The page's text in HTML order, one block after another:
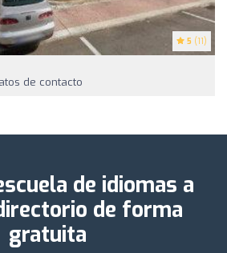
5 (11)
de contacto
de idiomas a
de forma
gratuita